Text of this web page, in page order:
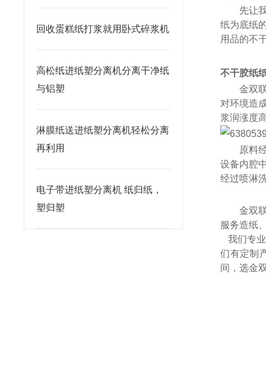
回收蛋糕纸打浆就用卧式碎浆机
高松纸进纸塑分离机分离干净纸
与铝塑
淋膜纸送进纸塑分离机轻松分离
再利用
电子带进纸塑分离机 纸归纸，
塑归塑
先让
纸为底纸
用品的不
不干胶纸
金双
对环境造
浆润涨度
原料
设备内腔
经过喷淋
金双
服务造纸
我们专
们有定制
间，选金